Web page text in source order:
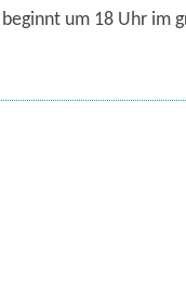
um 18 Uhr im